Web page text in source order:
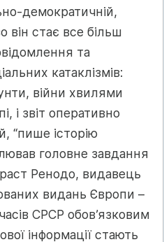
демократичній,
він стає все більш
та
катаклізмів:
війни хвилями
і звіт оперативно
“пише історію
головне завдання
Ренодо, видавець
видань Європи –
СРСР обов’язковим
інформації стають